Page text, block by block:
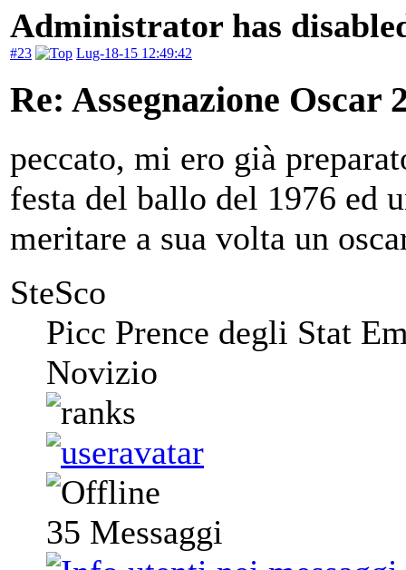
Administrator has
#23 Lug-18-15 12:49:42
Re: Assegnazione Oscar
peccato, mi ero già
festa del ballo del 1976 ed
meritare a sua volta un
SteSco
Picc Prence degli Stat
Novizio
35 Messaggi